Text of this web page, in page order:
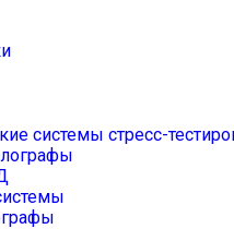
системы стресс-